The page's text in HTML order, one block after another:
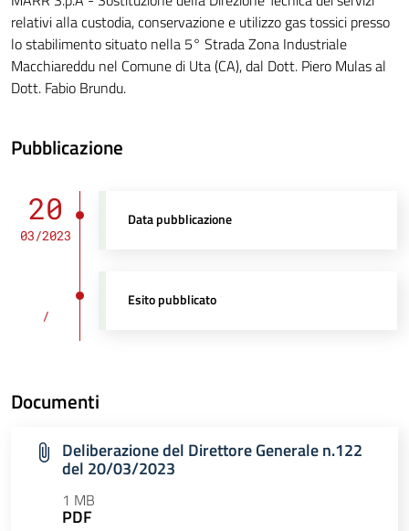
relativi alla custodia, conservazione e utilizzo gas tossici presso
lo stabilimento situato nella 5° Strada Zona Industriale
Macchiareddu nel Comune di Uta (CA), dal Dott. Piero Mulas al
Dott. Fabio Brundu.
Pubblicazione
20
03/2023
Data pubblicazione
/
Esito pubblicato
Documenti
Deliberazione del Direttore Generale n.122
del 20/03/2023
1 MB
PDF